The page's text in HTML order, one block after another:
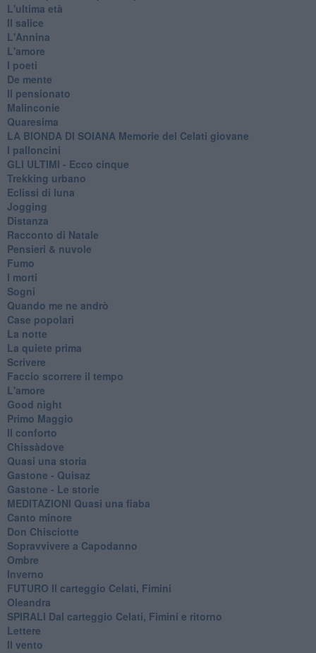
L'ultima età
Il salice
L'Annina
L'amore
I poeti
De mente
Il pensionato
Malinconie
Quaresima
LA BIONDA DI SOIANA Memorie del Celati giovane
I palloncini
GLI ULTIMI - Ecco cinque
Trekking urbano
Eclissi di luna
Jogging
Distanza
Racconto di Natale
Pensieri & nuvole
Fumo
I morti
Sogni
Quando me ne andrò
Case popolari
La notte
La quiete prima
Scrivere
Faccio scorrere il tempo
L'amore
Good night
Primo Maggio
Il conforto
Chissàdove
Quasi una storia
Gastone - Quisaz
Gastone - Le storie
MEDITAZIONI Quasi una fiaba
Canto minore
Don Chisciotte
Sopravvivere a Capodanno
Ombre
Inverno
FUTURO Il carteggio Celati, Fimini
Oleandra
SPIRALI Dal carteggio Celati, Fimini e ritorno
Lettere
Il vento